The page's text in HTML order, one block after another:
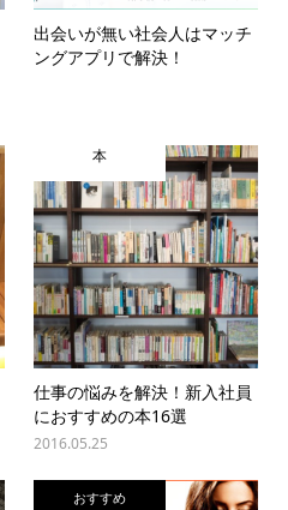
出会いが無い社会人はマッチ
ングアプリで解決！
本
仕事の悩みを解決！新入社員
におすすめの本16選
2016.05.25
おすすめ